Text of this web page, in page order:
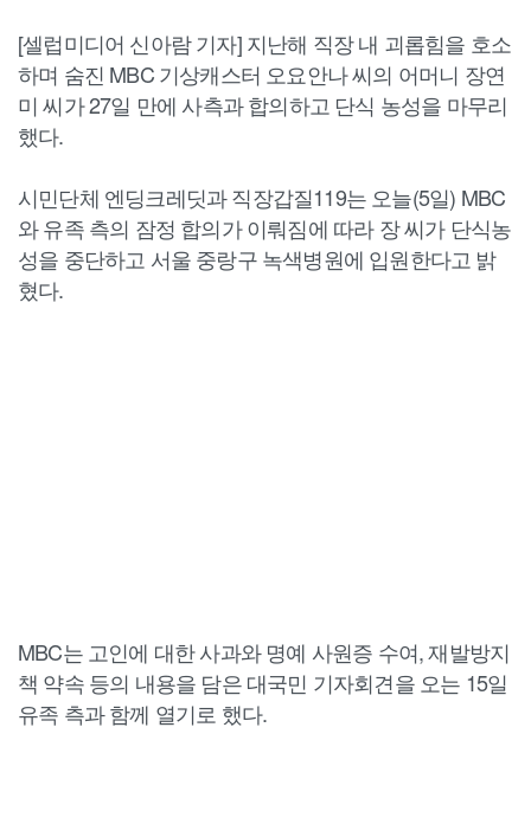
[셀럽미디어 신아람 기자] 지난해 직장 내 괴롭힘을 호소
하며 숨진 MBC 기상캐스터 오요안나 씨의 어머니 장연
미 씨가 27일 만에 사측과 합의하고 단식 농성을 마무리
했다.
시민단체 엔딩크레딧과 직장갑질119는 오늘(5일) MBC
와 유족 측의 잠정 합의가 이뤄짐에 따라 장 씨가 단식농
성을 중단하고 서울 중랑구 녹색병원에 입원한다고 밝
혔다.
MBC는 고인에 대한 사과와 명예 사원증 수여, 재발방지
책 약속 등의 내용을 담은 대국민 기자회견을 오는 15일
유족 측과 함께 열기로 했다.